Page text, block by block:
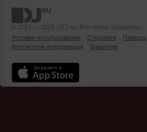
© 2001 — 2026 «DJ.ru» Все права защищены.
Условия использования
О проекте Помощь
Контактная информация
Вакансии